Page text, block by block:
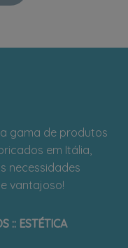
gama de produtos
em Itália,
necessidades
vantajoso!
:: ESTÉTICA